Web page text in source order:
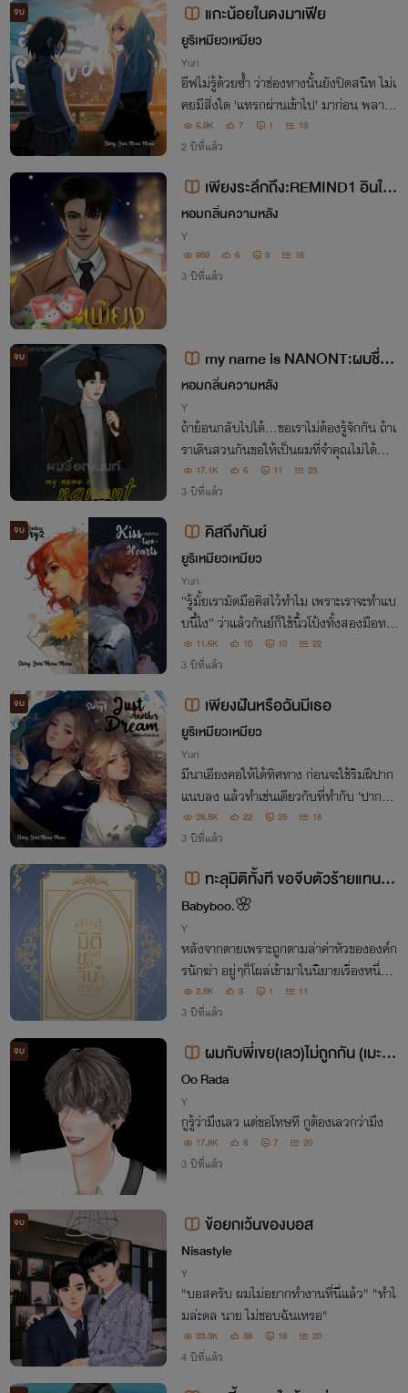
จบ แกะน้อยในดงมาเฟีย
ยูริเหมียวเหมียว
Yuri
อีฟไม่รู้ด้วยซ้ำ ว่าช่องทางนั้นยังปิดสนิท ไม่เ
คยมีสิ่งใด 'แทรกผ่านเข้าไป' มาก่อน พลางม
องเห็นขวดเหล้าเปล่า ที่มี 'ปากแคบ คอขวด
ยาว และมีหยักคลื่นมน ๆ ที่ปากขวด'
6.9K 7 1 13
2 ปีที่แล้ว
เพียงระลึกถึง:REMIND1 อินใจ
+เกาหรง #MPREG
หอมกลิ่นความหลัง
Y
959 6 3 16
3 ปีที่แล้ว
จบ
my name is NANONT:ผมชื่อ
ณนนท์
หอมกลิ่นความหลัง
Y
ถ้าย้อนกลับไปได้...ขอเราไม่ต้องรู้จักกัน ถ้าเ
ราเดินสวนกันขอให้เป็นผมที่จำคุณไม่ได้...แ
ละถ้าเป็นไปได้หากพรุ่งนี้ยังมี ขอให้ความจำ
ผมเสื่อมแล้วไม่มีคุณอยู่ในนั้น
17.1K 6 11 23
3 ปีที่แล้ว
จบ คิสถึงกันย์
ยูริเหมียวเหมียว
Yuri
“รู้มั้ยเรามัดมือคิสไว้ทำไม เพราะเราจะทำแบ
บนี้ไง” ว่าแล้วกันย์ก็ใช้นิ้วโป้งทั้งสองมือทาบ
ลงบนกลีบดอกไม้ทั้งสองข้าง ก่อนจะแหวก
มันออกช้า ๆ กันย์มองโพรงสีชมพูนุ่มนิ่มนั้น
11.6K 10 10 22
3 ปีที่แล้ว
จบ เพียงฝันหรือฉันมีเธอ
ยูริเหมียวเหมียว
Yuri
มีนาเอียงคอให้ได้ทิศทาง ก่อนจะใช้ริมฝีปาก
แนบลง แล้วทำเช่นเดียวกับที่ทำกับ ‘ปากบ
น’ แหวกมันออก จากนั้นจึงใช้รสสัมผัสลิ้มร
สของเหลวแห่งห้วงรักจนชุ่มฉ่ำ
28.5K 22 25 18
3 ปีที่แล้ว
ทะลุมิติทั้งที ขอจีบตัวร้ายแทนแล้
วกัน
Babyboo.🌸
Y
หลังจากตายเพราะถูกตามล่าค่าหัวขององค์ก
รนักฆ่า อยู่ๆก็โผล่เข้ามาในนิยายเรื่องหนึ่ง
ซ้ำยังได้รับภารกิจให้หยุดโศกนาฏกรรมหมู่ข
องพวกตัวเอกที่จะเกิดขึ้นอีกด้วย แต่ดูๆไปแล้
ว พ่อหนุ่มตัวร้ายก็หล่อเหมือนกันนะ
2.5K 3 1 11
3 ปีที่แล้ว
จบ
ผมกับพี่เขย(เลว)ไม่ถูกกัน (เมะ×เ
มะ)
Oo Rada
Y
กูรู้ว่ามึงเลว แต่ขอโทษที กูต้องเลวกว่ามึง
17.8K 8 7 20
3 ปีที่แล้ว
จบ ข้อยกเว้นของบอส
Nisastyle
Y
"บอสครับ ผมไม่อยากทำงานที่นี่แล้ว" "ทำไ
มล่ะดล นาย ไม่ชอบฉันเหรอ"
33.3K 38 18 20
4 ปีที่แล้ว